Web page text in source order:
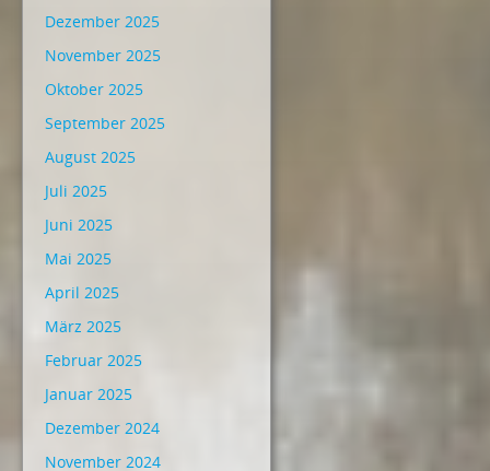
Dezember 2025
November 2025
Oktober 2025
September 2025
August 2025
Juli 2025
Juni 2025
Mai 2025
April 2025
März 2025
Februar 2025
Januar 2025
Dezember 2024
November 2024